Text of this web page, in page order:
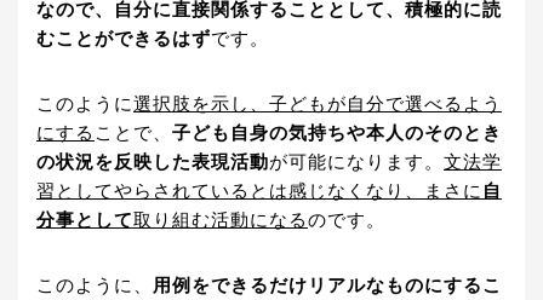
なので、自分に直接関係することとして、積極的に読
むことができるはずです。
このように選択肢を示し、子どもが自分で選べるよう
にする ことで、 子ども自身の気持ちや本人のそのとき
の状況を反映した表現活動が可能になります。 文法学
習としてやらされているとは感じなくなり、まさに 自
分事として取り組む活動になるのです。
このように、
用例をできるだけリアルなものにするこ